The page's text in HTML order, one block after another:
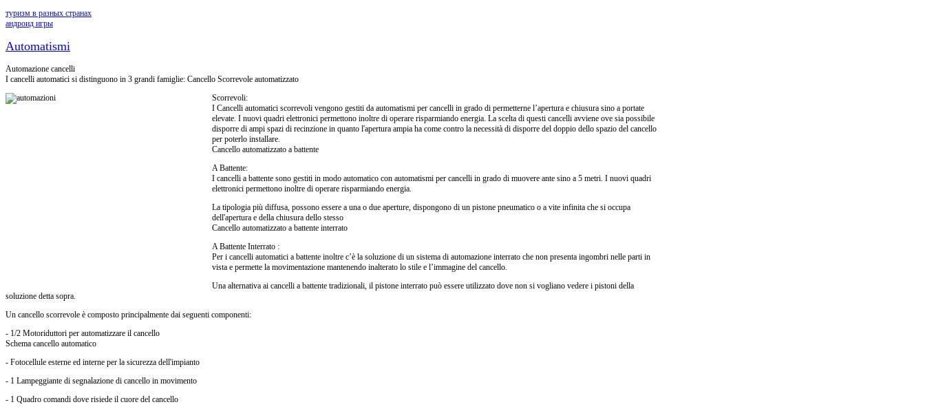
туризм в разных странах
андроид игры
Automatismi
Automazione cancelli
I cancelli automatici si distinguono in 3 grandi famiglie: Cancello Scorrevole automatizzato
Scorrevoli:
I Cancelli automatici scorrevoli vengono gestiti da automatismi per cancelli in grado di permetterne l’apertura e chiusura sino a portate
elevate. I nuovi quadri elettronici permettono inoltre di operare risparmiando energia. La scelta di questi cancelli avviene ove sia possibile
disporre di ampi spazi di recinzione in quanto l'apertura ampia ha come contro la necessità di disporre del doppio dello spazio del cancello
per poterlo installare.
Cancello automatizzato a battente
A Battente:
I cancelli a battente sono gestiti in modo automatico con automatismi per cancelli in grado di muovere ante sino a 5 metri. I nuovi quadri
elettronici permettono inoltre di operare risparmiando energia.
La tipologia più diffusa, possono essere a una o due aperture, dispongono di un pistone pneumatico o a vite infinita che si occupa
dell'apertura e della chiusura dello stesso
Cancello automatizzato a battente interrato
A Battente Interrato :
Per i cancelli automatici a battente inoltre c’è la soluzione di un sistema di automazione interrato che non presenta ingombri nelle parti in
vista e permette la movimentazione mantenendo inalterato lo stile e l’immagine del cancello.
Una alternativa ai cancelli a battente tradizionali, il pistone interrato può essere utilizzato dove non si vogliano vedere i pistoni della
soluzione detta sopra.
Un cancello scorrevole è composto principalmente dai seguenti componenti:
- 1/2 Motoriduttori per automatizzare il cancello
Schema cancello automatico
- Fotocellule esterne ed interne per la sicurezza dell'impianto
- 1 Lampeggiante di segnalazione di cancello in movimento
- 1 Quadro comandi dove risiede il cuore del cancello